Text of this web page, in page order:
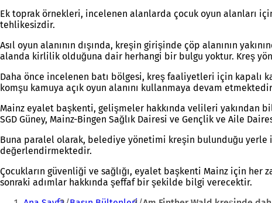
Ek toprak örnekleri, incelenen alanlarda çocuk oyun alanları
tehlikesizdir.
Asıl oyun alanının dışında, kreşin girişinde çöp alanının
alanda kirlilik olduğuna dair herhangi bir bulgu yoktur. Kreş
Daha önce incelenen batı bölgesi, kreş faaliyetleri için
komşu kamuya açık oyun alanını kullanmaya devam
Mainz eyalet başkenti, gelişmeler hakkında velileri yakından
SGD Güney, Mainz-Bingen Sağlık Dairesi ve Gençlik ve Aile
Buna paralel olarak, belediye yönetimi kreşin bulunduğu
değerlendirmektedir.
Çocukların güvenliği ve sağlığı, eyalet başkenti Mainz için
sonraki adımlar hakkında şeffaf bir şekilde bilgi verecektir.
Buradasınız: